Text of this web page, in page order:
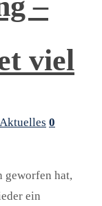
viel
Aktuelles 0
geworfen hat,
ein